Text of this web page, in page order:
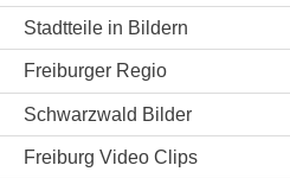
Stadtteile in Bildern
Freiburger Regio
Schwarzwald Bilder
Freiburg Video Clips